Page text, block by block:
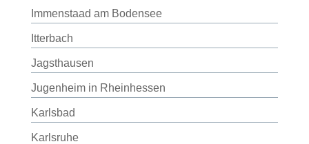
Immenstaad am Bodensee
Itterbach
Jagsthausen
Jugenheim in Rheinhessen
Karlsbad
Karlsruhe